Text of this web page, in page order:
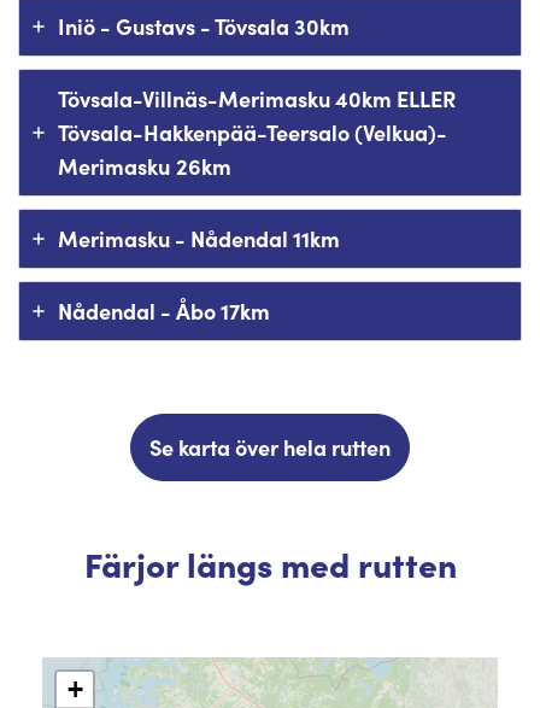
Iniö - Gustavs - Tövsala 30km
Tövsala-Villnäs-Merimasku 40km ELLER
Tövsala-Hakkenpää-Teersalo (Velkua)-
Merimasku 26km
Merimasku - Nådendal 11km
Nådendal - Åbo 17km
Se karta över hela rutten
Färjor längs med rutten
+